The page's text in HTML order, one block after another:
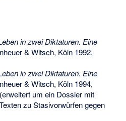
in zwei Diktaturen. Eine
& Witsch, Köln 1992,
in zwei Diktaturen. Eine
& Witsch, Köln 1994,
um ein Dossier mit
zu Stasivorwürfen gegen